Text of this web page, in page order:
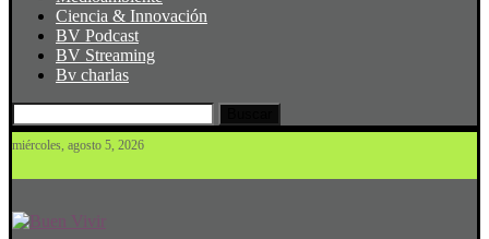
Ciencia & Innovación
BV Podcast
BV Streaming
Bv charlas
miércoles, agosto 5, 2026